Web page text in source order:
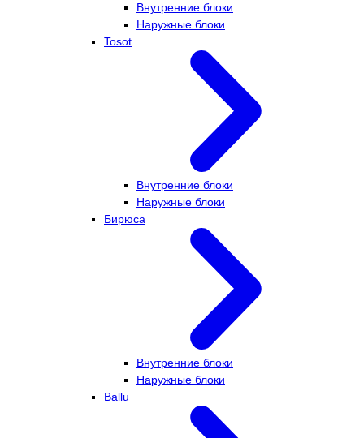
Внутренние блоки
Наружные блоки
Tosot
Внутренние блоки
Наружные блоки
Бирюса
Внутренние блоки
Наружные блоки
Ballu